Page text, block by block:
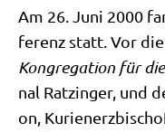
Am 26. Juni 2000
fe­renz statt. Vor
Kon­gre­ga­ti­on für
nal Ratz­in­ger, und
on,